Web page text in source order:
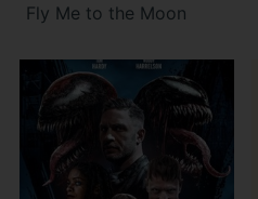
Fly Me to the Moon